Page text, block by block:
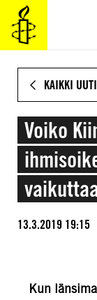
SIIRRY
VARSINAISEEN
SISÄLTÖÖN
KAIKKI
Voiko
13.3.2019 19:15
Kun